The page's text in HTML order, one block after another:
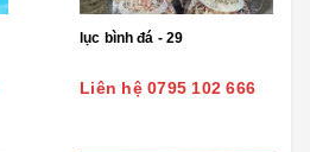
lục bình đá - 29
Liên hệ 0795 102 666